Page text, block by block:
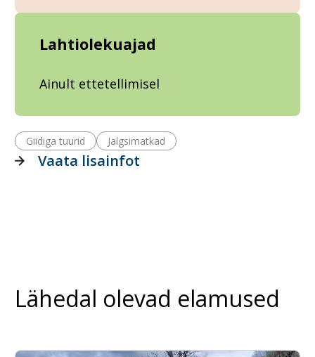
Lahtiolekuajad
Ainult ettetellimisel
Giidiga tuurid Jalgsimatkad
Vaata lisainfot
Lähedal olevad elamused